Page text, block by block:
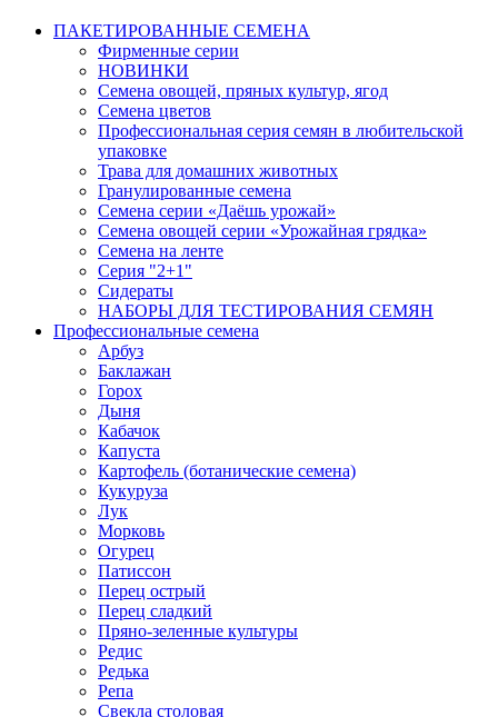
ПАКЕТИРОВАННЫЕ СЕМЕНА
Фирменные серии
НОВИНКИ
Семена овощей, пряных культур, ягод
Семена цветов
Профессиональная серия семян в любительской
упаковке
Трава для домашних животных
Гранулированные семена
Семена серии «Даёшь урожай»
Семена овощей серии «Урожайная грядка»
Семена на ленте
Серия "2+1"
Сидераты
НАБОРЫ ДЛЯ ТЕСТИРОВАНИЯ СЕМЯН
Профессиональные семена
Арбуз
Баклажан
Горох
Дыня
Кабачок
Капуста
Картофель (ботанические семена)
Кукуруза
Лук
Морковь
Огурец
Патиссон
Перец острый
Перец сладкий
Пряно-зеленные культуры
Редис
Редька
Репа
Свекла столовая